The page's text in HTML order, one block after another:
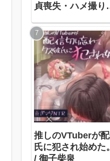
貞喪失・ハメ撮
色
推しのVTuberが
氏に犯され始めた
/ 御子柴泉